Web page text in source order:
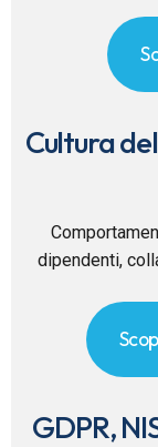
Cultura
dipendenti,
GDPR,